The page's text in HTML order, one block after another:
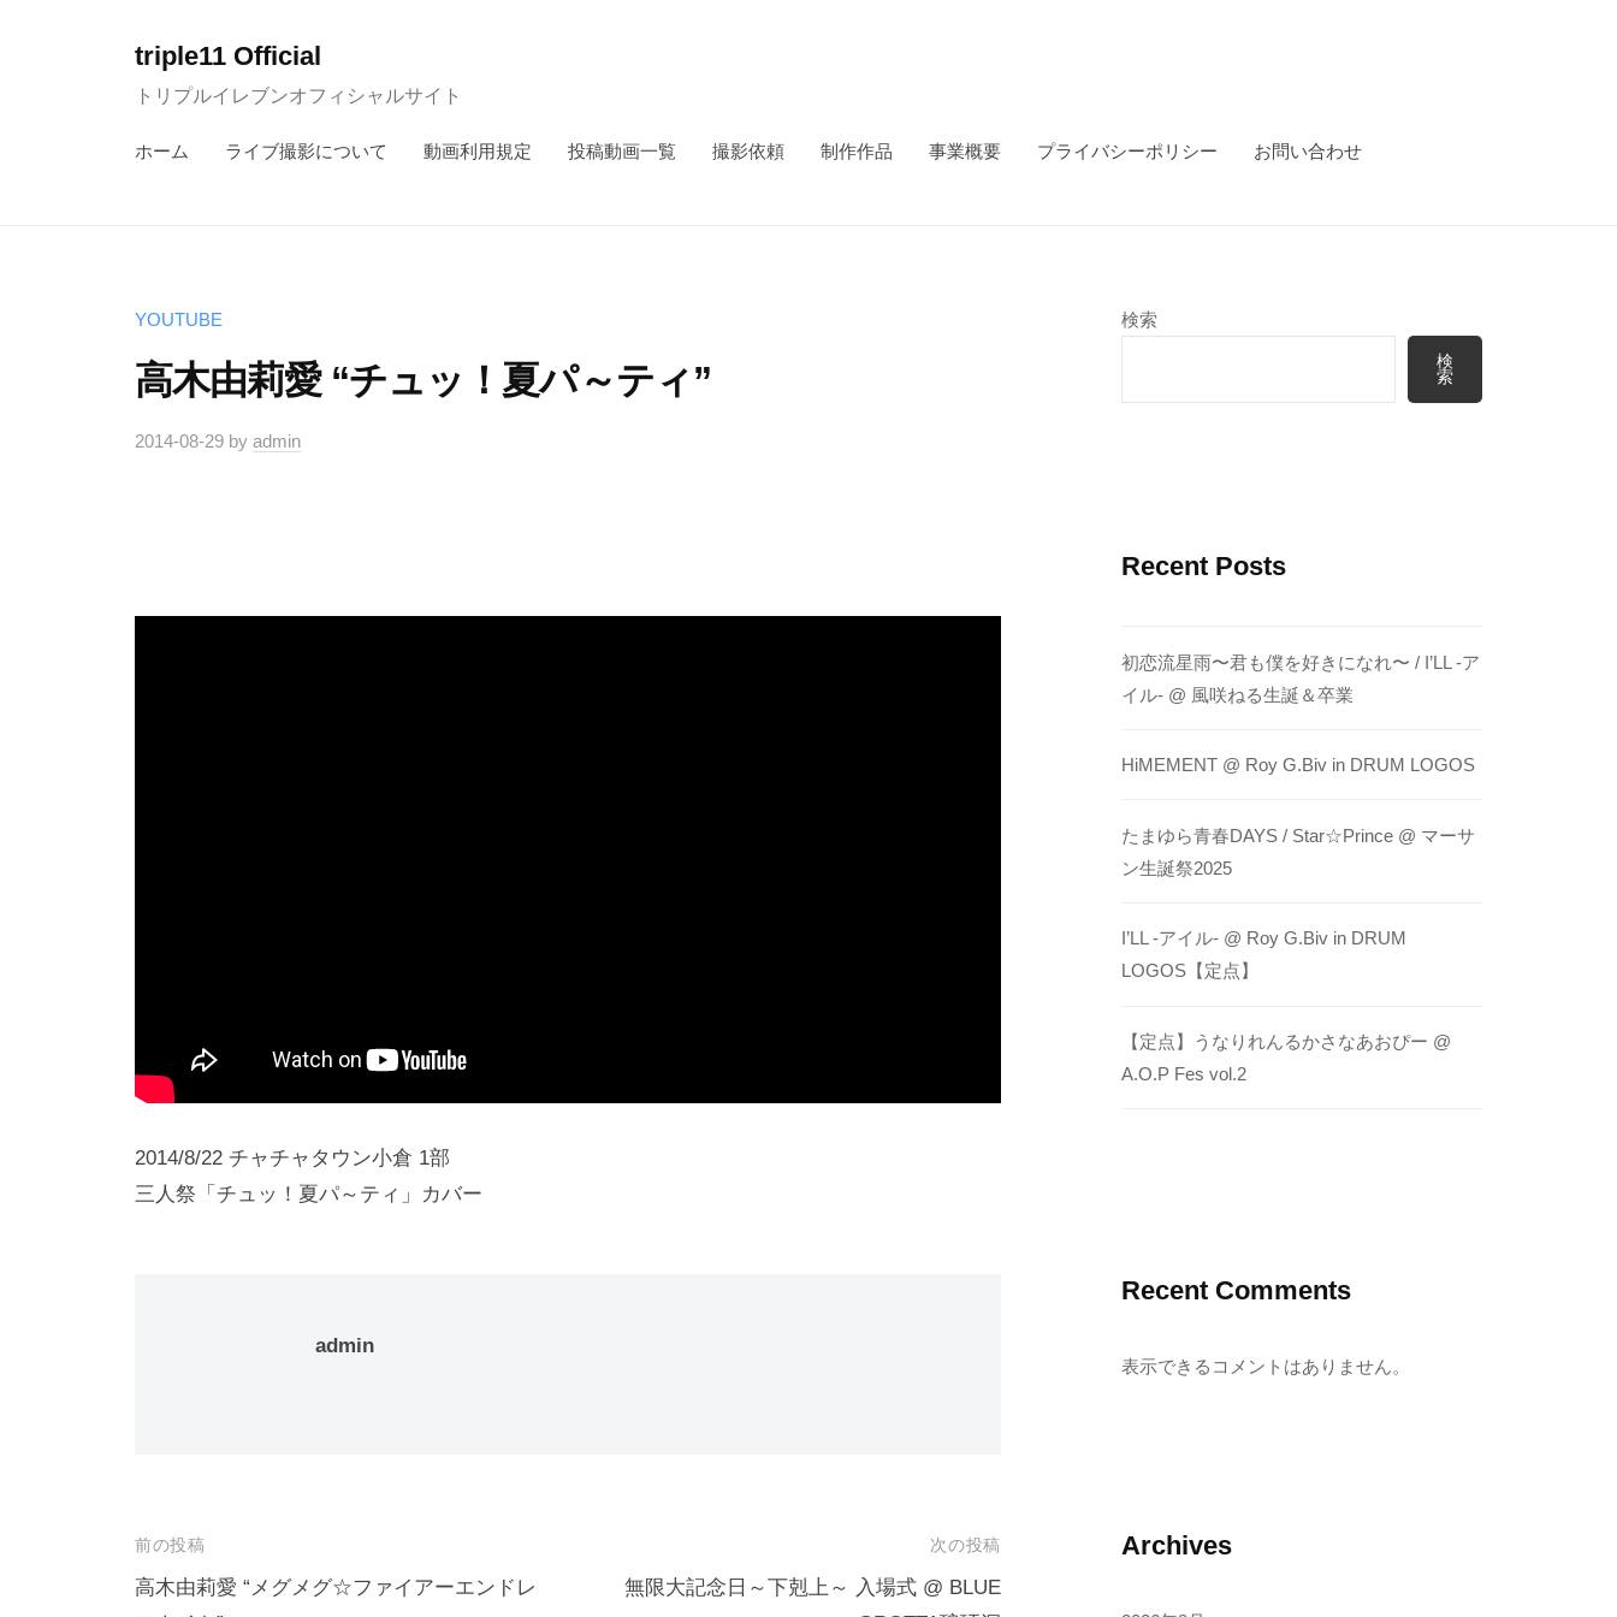
triple11 Official
トリプルイレブンオフィシャルサイト
ホーム ライブ撮影について 動画利用規定 投稿動画一覧 撮影依頼 制作作品 事業概要 プライバシーポリシー お問い合わせ
YOUTUBE
高木由莉愛 “チュッ！夏パ～ティ”
2014-08-29 by admin
2014/8/22 チャチャタウン小倉 1部
三人祭「チュッ！夏パ～ティ」カバー
admin
投
稿
前の投稿
高木由莉愛 “メグメグ☆ファイアーエンドレ
次の投稿
無限大記念日～下剋上～ 入場式 @ BLUE
検索
検
索
Recent Posts
初恋流星雨〜君も僕を好きになれ〜 / I’LL -ア
イル- @ 風咲ねる生誕＆卒業
HiMEMENT @ Roy G.Biv in DRUM LOGOS
たまゆら青春DAYS / Star☆Prince @ マーサ
ン生誕祭2025
I’LL -アイル- @ Roy G.Biv in DRUM
LOGOS【定点】
【定点】うなりれんるかさなあおぴー @
A.O.P Fes vol.2
Recent Comments
表示できるコメントはありません。
Archives